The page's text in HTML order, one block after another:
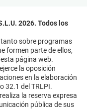
2026. Todos los
sobre programas
formen parte de ellos,
página web.
la oposición
en la elaboración
32.1 del TRLPI.
la reserva expresa
pública de sus